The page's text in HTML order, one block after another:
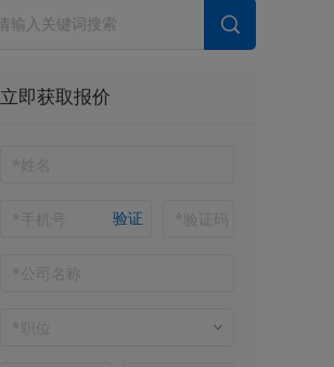
立即获取报价
验证